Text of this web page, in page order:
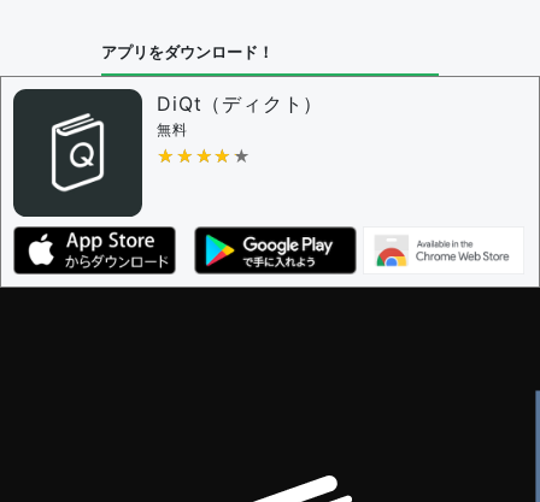
問題の編集権限を持つユーザー -すべてのユーザー
審査に対する投票権限を持つユーザー -
決定に必要な投票数 -
編集ガイドライン
アプリをダウンロード！
DiQt（ディクト）
無料
★★★★★
★★★★★